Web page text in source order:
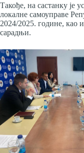
Такође, на састанку је
локалне самоуправе
2024/2025. године, као
сарадњи.